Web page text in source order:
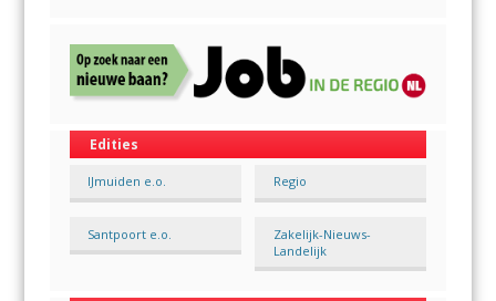
Edities
IJmuiden e.o. Regio
Santpoort e.o.
Zakelijk-Nieuws-
Landelijk